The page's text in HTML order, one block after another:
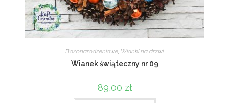
Bożonarodzeniowe, Wianki na drzwi
Wianek świąteczny nr 09
89,00 zł